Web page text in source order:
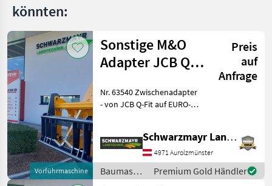
könnten:
Vorführmaschine
Sonstige M&O
Adapter JCB Q -
Preis
auf
Anfrage
Nr. 63540 Zwischenadapter
- von JCB Q-Fit auf EURO-
Tragkraft VFG-gebraucht
Das Verkaufsteam der Fa.
Schwarzmayr Landtechnik GmbH - Aurolzmünster
4971 Aurolzmünster
Baumaschinen
/ Sonstige
Premium Gold Händler